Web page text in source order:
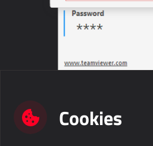
Dynamics 365 Business Central
GESTIONE MAGAZZINO E LOGISTICA
Power WMS
Cookies